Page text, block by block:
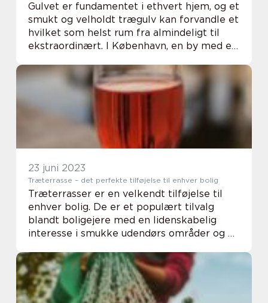
Gulvet er fundamentet i ethvert hjem, og et
smukt og velholdt trægulv kan forvandle et
hvilket som helst rum fra almindeligt til
ekstraordinært. I København, en by med en
hjem, er muligheden for at bevar...
23 juni 2023
Træterrasse – det perfekte tilføjelse til enhver bolig
Træterrasser er en velkendt tilføjelse til
enhver bolig. De er et populært tilvalg
blandt boligejere med en lidenskabelig
interesse i smukke udendørs områder og er